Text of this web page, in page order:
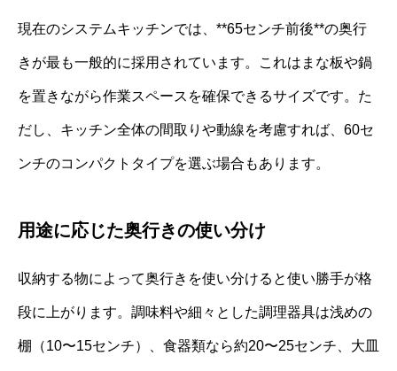
現在のシステムキッチンでは、**65センチ前後**の奥行
きが最も一般的に採用されています。これはまな板や鍋
を置きながら作業スペースを確保できるサイズです。た
だし、キッチン全体の間取りや動線を考慮すれば、60セ
ンチのコンパクトタイプを選ぶ場合もあります。
用途に応じた奥行きの使い分け
収納する物によって奥行きを使い分けると使い勝手が格
段に上がります。調味料や細々とした調理器具は浅めの
棚（10〜15センチ）、食器類なら約20〜25センチ、大皿